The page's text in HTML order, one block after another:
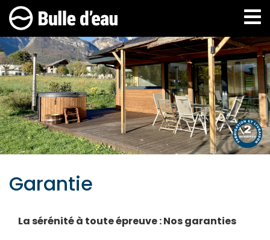
Aller
au
contenu
principal
Garantie
La sérénité à toute épreuve : Nos garanties